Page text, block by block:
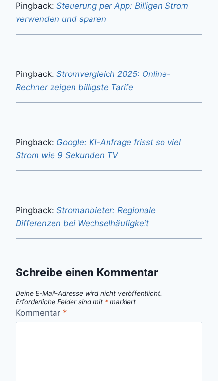
Pingback: Steuerung per App: Billigen Strom
verwenden und sparen
Pingback: Stromvergleich 2025: Online-
Rechner zeigen billigste Tarife
Pingback: Google: KI-Anfrage frisst so viel
Strom wie 9 Sekunden TV
Pingback: Stromanbieter: Regionale
Differenzen bei Wechselhäufigkeit
Schreibe einen Kommentar
Deine E-Mail-Adresse wird nicht veröffentlicht.
Erforderliche Felder sind mit * markiert
Kommentar *